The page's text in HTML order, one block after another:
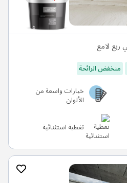
لامع
منخفض الرائحة
خيارات واسعة من
الألوان
تغطية استثنائية